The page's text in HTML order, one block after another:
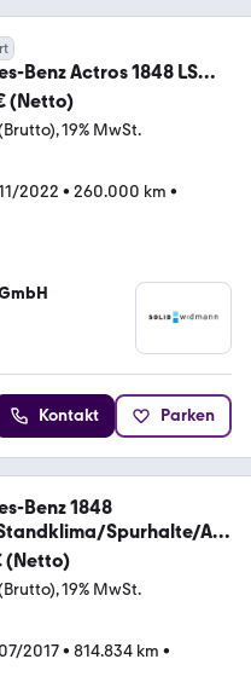
Benz Actros 1848 LS
AUT Bel.Sitz KlimaA SD
(Netto)
19% MwSt.
2022 • 260.000 km •
Kontakt Parken
Benz 1848
Spurhalte/AC
(Netto)
19% MwSt.
2017• 814.834 km •